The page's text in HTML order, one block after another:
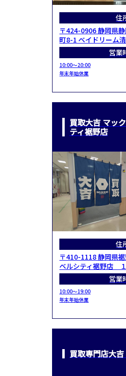
住
〒424-0906 静岡県
町8-1 ベイドリーム
営業
10:00～20:00
年末年始休業
買取大吉 マッ
ティ裾野店
住
〒410-1118 静岡県
ベルシティ裾野店
営業
10:00～19:00
年末年始休業
買取専門店大